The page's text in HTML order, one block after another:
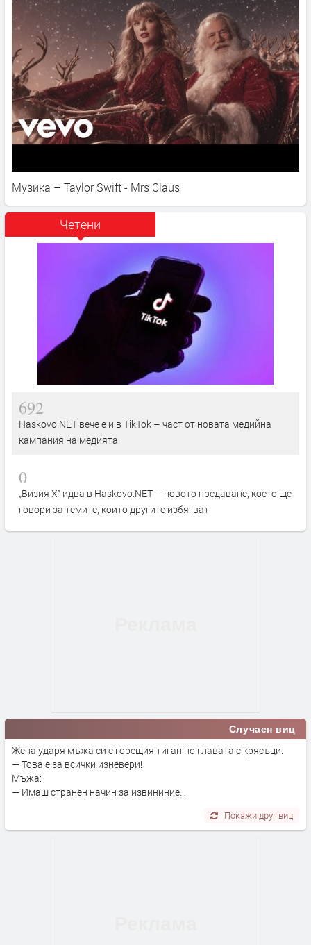
Музика – Taylor Swift - Mrs Claus
Четени
692
Haskovo.NET вече е и в TikTok – част от новата медийна
кампания на медията
0
„Визия Х“ идва в Haskovo.NET – новото предаване, което ще
говори за темите, които другите избягват
Случаен виц
Жена ударя мъжа си с горещия тиган по главата с крясъци:
— Това е за всички изневери!
Мъжа:
— Имаш странен начин за извининие…
Покажи друг виц